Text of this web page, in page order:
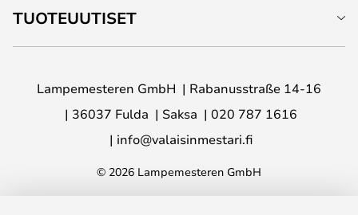
TUOTEUUTISET
Lampemesteren GmbH
Rabanusstraße 14-16
36037 Fulda
Saksa
020 787 1616
info@valaisinmestari.fi
© 2026 Lampemesteren GmbH